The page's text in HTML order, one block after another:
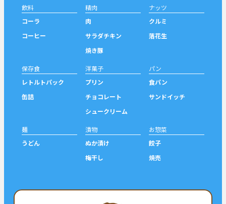
飲料
コーラ
コーヒー
精肉
肉
サラダチキン
焼き豚
ナッツ
クルミ
落花生
保存食
レトルトパック
缶詰
洋菓子
プリン
チョコレート
シュークリーム
パン
食パン
サンドイッチ
麺
うどん
漬物
ぬか漬け
梅干し
お惣菜
餃子
焼売
シェア